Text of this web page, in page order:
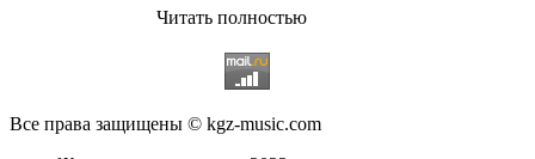
Музыкальный портал KGZ Musicс большой радостью
приветствует своих старых и новых слушателей! Специально
для вас мы заготовили чудесную подборку самых лучших
песен всех времён во всех жанровых стилистиках. Огромное
количество старых и новых треков, самые востребованные и
популярные композиции отечественных и зарубежных
Читать полностью
Все права защищены © kgz-music.com